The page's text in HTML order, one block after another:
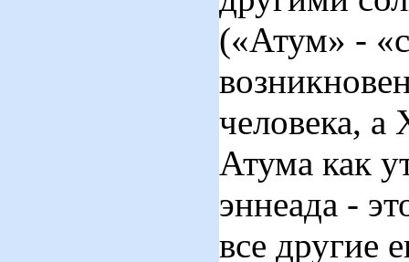
(«Атум» -
человека, а
Атума как
эннеада -
все другие